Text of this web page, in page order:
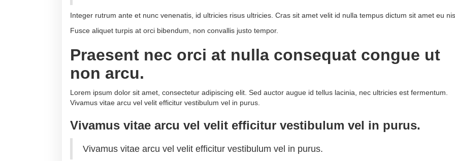
Integer rutrum ante et nunc venenatis, id ultricies risus ultricies. Cras sit amet velit id nulla tempus dictum sit amet eu
Fusce aliquet turpis at orci bibendum, non convallis justo tempor.
Praesent nec orci at nulla consequat congue ut
non arcu.
Lorem ipsum dolor sit amet, consectetur adipiscing elit. Sed auctor augue id tellus lacinia, nec ultricies est fermentum.
Vivamus vitae arcu vel velit efficitur vestibulum vel in purus.
Vivamus vitae arcu vel velit efficitur vestibulum vel in purus.
Vivamus vitae arcu vel velit efficitur vestibulum vel in purus.